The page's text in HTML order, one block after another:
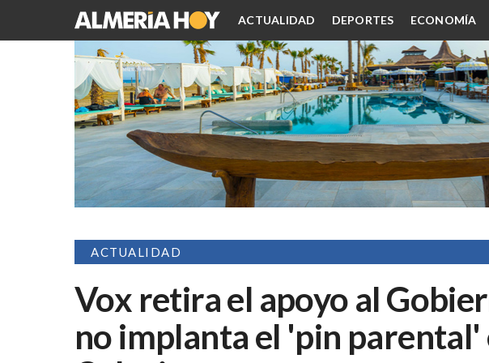
ACTUALIDAD DEPORTES ECONOMÍA
ACTUALIDAD
Vox retira el apoyo al
no implanta el 'pin parental'